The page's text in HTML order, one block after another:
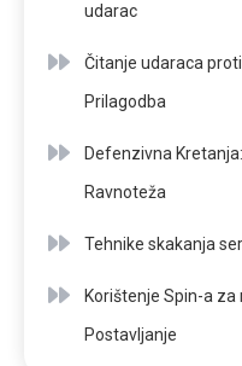
udarac
Čitanje udaraca
Prilagodba
Defenzivna
Ravnoteža
Tehnike skakanja
Korištenje Spin-a za
Postavljanje